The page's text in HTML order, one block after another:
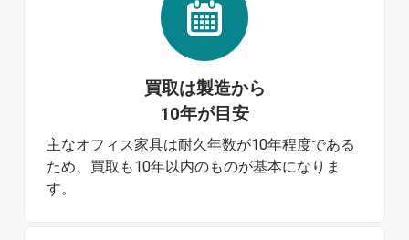
買取は製造から
10年が目安
主なオフィス家具は耐久年数が10年程度である
ため、買取も10年以内のものが基本になりま
す。